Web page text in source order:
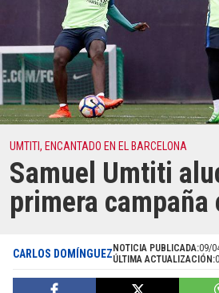
UMTITI, ENCANTADO EN EL BARCELONA
Samuel Umtiti
primera campaña
CARLOS DOMÍNGUEZ NOTICIA PUBLICADA:09/
ÚLTIMA ACTUALIZACIÓN: